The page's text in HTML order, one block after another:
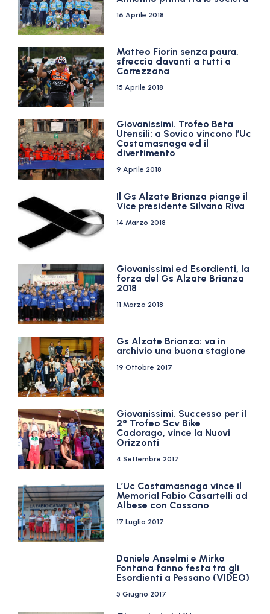
16 Aprile 2018
Matteo Fiorin senza paura,
sfreccia davanti a tutti a
Correzzana
15 Aprile 2018
Giovanissimi. Trofeo Beta
Utensili: a Sovico vincono l’Uc
Costamasnaga ed il
divertimento
9 Aprile 2018
Il Gs Alzate Brianza piange il
Vice presidente Silvano Riva
14 Marzo 2018
Giovanissimi ed Esordienti, la
forza del Gs Alzate Brianza
2018
11 Marzo 2018
Gs Alzate Brianza: va in
archivio una buona stagione
19 Ottobre 2017
Giovanissimi. Successo per il
2° Trofeo Scv Bike
Cadorago, vince la Nuovi
Orizzonti
4 Settembre 2017
L’Uc Costamasnaga vince il
Memorial Fabio Casartelli ad
Albese con Cassano
17 Luglio 2017
Daniele Anselmi e Mirko
Fontana fanno festa tra gli
Esordienti a Pessano (VIDEO)
5 Giugno 2017